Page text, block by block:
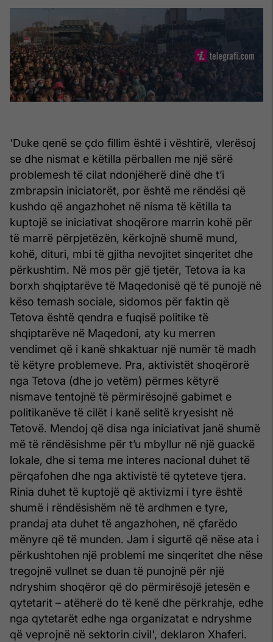
'Duke qenë se çdo fillim është i vështirë, vlerësoj
se dhe nismat e këtilla përballen me një sërë
problemesh të cilat ndonjëherë dinë dhe t’i
zmbrapsin iniciatorët, por është me rëndësi që
kushdo që angazhohet në nisma të këtilla ta
kuptojë se iniciativat shoqërore marrin kohë për
të marrë përpjetëzën, kërkojnë shumë mund,
kohë, dituri, mbi të gjitha nevojitet sinqeritet dhe
përkushtim. Në mos për gjë tjetër, Tetova ia ka
borxh shqiptarëve të Maqedonisë që të punojë në
këso temash sociale, sidomos për faktin që
Tetova është qendra e fuqisë politike të
shqiptarëve në Maqedoni, aty ku merren
vendimet që i kanë shkaktuar një numër të madh
të këtyre problemeve. Pra, aktivistët shoqërorë
nga Tetova (dhe jo vetëm) përmes këtyrë
nismave tentojnë të përmirësojnë gabimet e
politikanëve të cilët i kanë selitë kryesisht në
Tetovë. Mendoj që disa nga iniciativat janë shumë
më të rëndësishme për t’u mbyllur në një guackë
lokale, dhe si tema me interes nacional duhet të
përqafohen dhe nga aktivistë të qyteteve tjera.
Rinia duhet të kuptojë që aktivizmi i tyre është
shumë i rëndësishëm në të ardhmen e tyre,
prandaj ata duhet të angazhohen, në çfarëdo
mënyre që të munden. Jam i sigurtë që nëse ata i
përkushtohen një problemi me sinqeritet dhe nëse
tregojnë vullnet se duan të punojnë për një
ndryshim shoqëror që do përmirësojë jetesën e
qytetarit – atëherë do të kenë dhe përkrahje, edhe
nga qytetarët edhe nga organizatat e ndryshme
që veprojnë në sektorin civil', deklaron Xhaferi.